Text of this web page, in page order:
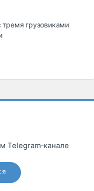
грузовиками
Telegram‑канале